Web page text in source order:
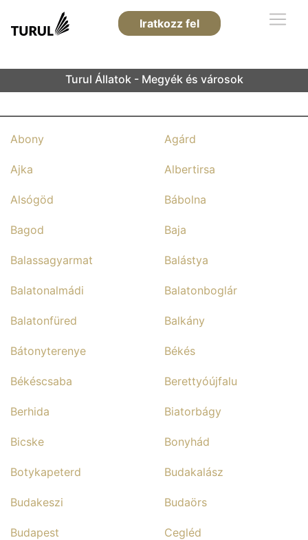
Iratkozz fel
Turul Állatok - Megyék és városok
Abony Agárd
Ajka Albertirsa
Alsógöd Bábolna
Bagod Baja
Balassagyarmat Balástya
Balatonalmádi Balatonboglár
Balatonfüred Balkány
Bátonyterenye Békés
Békéscsaba Berettyóújfalu
Berhida Biatorbágy
Bicske Bonyhád
Botykapeterd Budakalász
Budakeszi Budaörs
Budapest Cegléd